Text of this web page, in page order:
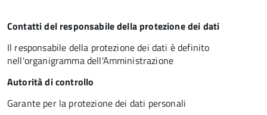
Contatti del responsabile della protezione dei dati
Il responsabile della protezione dei dati è definito
nell'organigramma dell'Amministrazione
Autorità di controllo
Garante per la protezione dei dati personali